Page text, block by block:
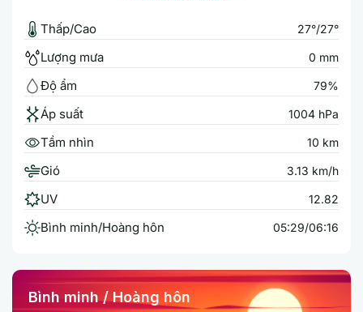
Thấp/Cao 27°/27°
Lượng mưa 0 mm
Độ ẩm 79%
Áp suất 1004 hPa
Tầm nhìn 10 km
Gió 3.13 km/h
UV 12.82
Bình minh/Hoàng hôn 05:29/06:16
Bình minh / Hoàng hôn